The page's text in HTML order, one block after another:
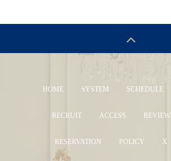
HOME SYSTEM SCHEDULE
RECRUIT ACCESS REVIEW
RESERVATION POLICY X